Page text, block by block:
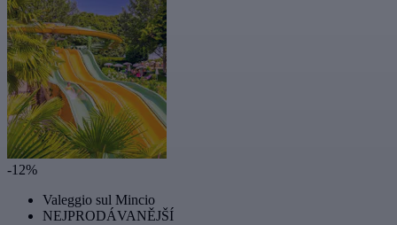
-12%
Valeggio sul Mincio
NEJPRODÁVANĚJŠÍ